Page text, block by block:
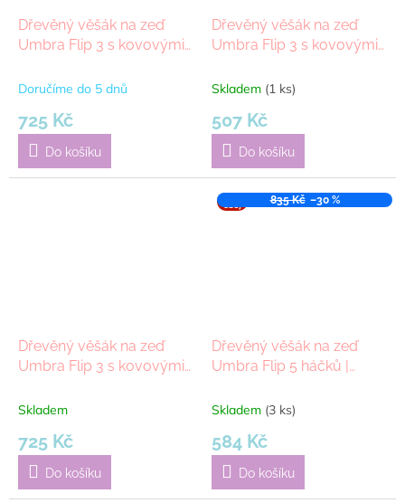
Dřevěný věšák na zeď
Umbra Flip 3 s kovovými
Doručíme do 5 dnů
725 Kč
Do košíku
Dřevěný věšák na zeď
Umbra Flip 3 s kovovými
Skladem (1 ks)
507 Kč
Do košíku
Dřevěný věšák na zeď
Umbra Flip 3 s kovovými
Skladem
725 Kč
Do košíku
ODEJ
835 Kč –30 %
Dřevěný věšák na zeď
Umbra Flip 5 háčků |
Skladem (3 ks)
584 Kč
Do košíku